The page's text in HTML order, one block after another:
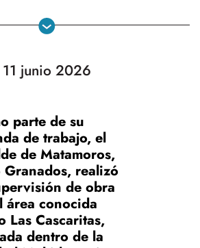
11 junio 2026
parte de su
de trabajo, el
de Matamoros,
Granados, realizó
de obra
área conocida
Las Cascaritas,
dentro de la